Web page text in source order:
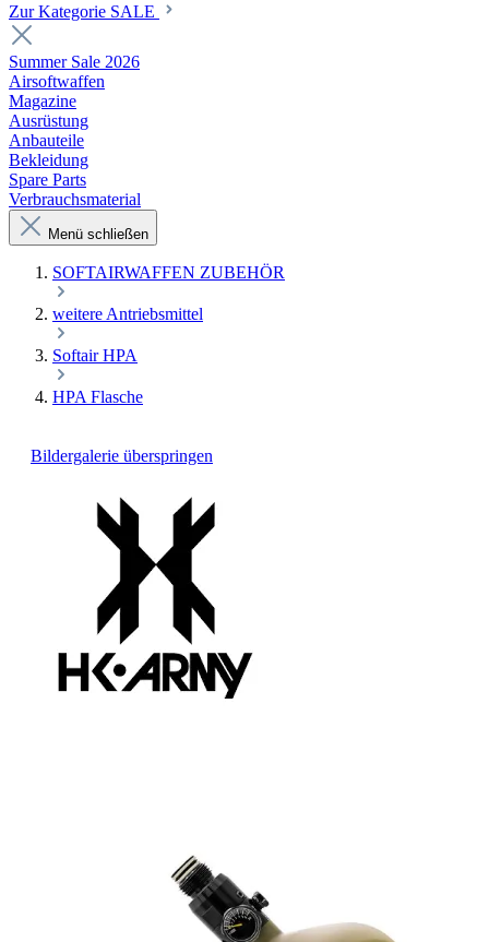
Zur Kategorie SALE
Summer Sale 2026
Airsoftwaffen
Magazine
Ausrüstung
Anbauteile
Bekleidung
Spare Parts
Verbrauchsmaterial
Menü schließen
SOFTAIRWAFFEN ZUBEHÖR
weitere Antriebsmittel
Softair HPA
HPA Flasche
Bildergalerie überspringen